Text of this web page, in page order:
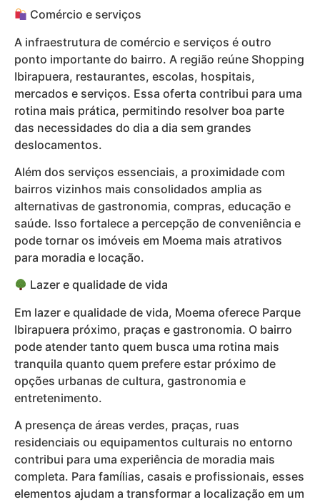
Comércio e serviços
A infraestrutura de comércio e serviços é outro
ponto importante do bairro. A região reúne Shopping
Ibirapuera, restaurantes, escolas, hospitais,
mercados e serviços. Essa oferta contribui para uma
rotina mais prática, permitindo resolver boa parte
das necessidades do dia a dia sem grandes
deslocamentos.
Além dos serviços essenciais, a proximidade com
bairros vizinhos mais consolidados amplia as
alternativas de gastronomia, compras, educação e
saúde. Isso fortalece a percepção de conveniência e
pode tornar os imóveis em Moema mais atrativos
para moradia e locação.
Lazer e qualidade de vida
Em lazer e qualidade de vida, Moema oferece Parque
Ibirapuera próximo, praças e gastronomia. O bairro
pode atender tanto quem busca uma rotina mais
tranquila quanto quem prefere estar próximo de
opções urbanas de cultura, gastronomia e
entretenimento.
A presença de áreas verdes, praças, ruas
residenciais ou equipamentos culturais no entorno
contribui para uma experiência de moradia mais
completa. Para famílias, casais e profissionais, esses
elementos ajudam a transformar a localização em um